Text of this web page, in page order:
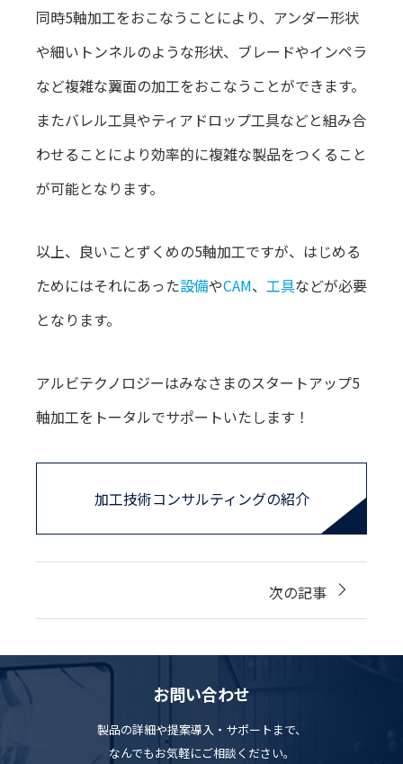
同時5軸加工をおこなうことにより、アンダー形状
や細いトンネルのような形状、ブレードやインペラ
など複雑な翼面の加工をおこなうことができます。
またバレル工具やティアドロップ工具などと組み合
わせることにより効率的に複雑な製品をつくること
が可能となります。
以上、良いことずくめの5軸加工ですが、はじめる
ためにはそれにあった設備やCAM、 工具などが必要
となります。
アルビテクノロジーはみなさまのスタートアップ5
軸加工をトータルでサポートいたします！
加工技術コンサルティングの紹介
次の記事
お問い合わせ
製品の詳細や提案導入・サポートまで、
なんでもお気軽にご相談ください。